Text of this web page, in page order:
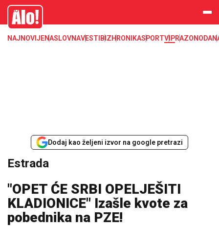
Estrada, poznati, VIP
Alo
NAJNOVIJENASLOVNAVESTI BIZHRONIKASPORTVIPRAZONODA
Dodaj kao željeni izvor na google pretrazi
Estrada
"OPET ĆE SRBI OPELJEŠITI
KLADIONICE" Izašle kvote za
pobednika na PZE!